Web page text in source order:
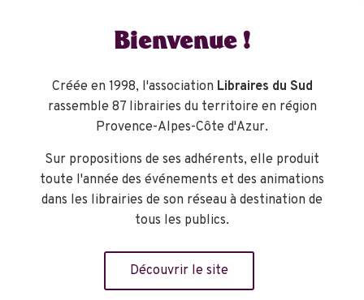
TOURNÉES GÉNÉRALES
Bienvenue !
Créée en 1998, l'association Libraires du Sud
rassemble 87 librairies du territoire en région
Provence-Alpes-Côte d'Azur.
Sur propositions de ses adhérents, elle produit
toute l'année des événements et des animations
dans les librairies de son réseau à destination de
tous les publics.
Découvrir le site